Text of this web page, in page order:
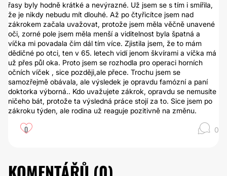
řasy byly hodně krátké a nevýrazné. Už jsem se s tím i smířila,
že je nikdy nebudu mít dlouhé. Až po čtyřicítce jsem nad
zákrokem začala uvažovat, protože jsem měla věčně unavené
oči, zorné pole jsem měla menší a viditelnost byla špatná a
víčka mi povadala čím dál tím více. Zjistila jsem, že to mám
dědičné po otci, ten v 65. letech vidí jenom škvírami a víčka má
už přes půl oka. Proto jsem se rozhodla pro operaci horních
očních víček , sice později,ale přece. Trochu jsem se
samozřejmě obávala, ale výsledek je opravdu famózní a paní
doktorka výborná.. Kdo uvažujete zákrok, opravdu se nemusíte
ničeho bát, protože ta výsledná práce stojí za to. Sice jsem po
zákroku týden, ale rodina už reaguje pozitivně na změnu.
0 0